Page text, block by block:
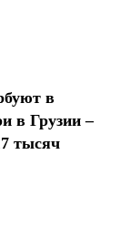
в
в Грузии –
тысяч